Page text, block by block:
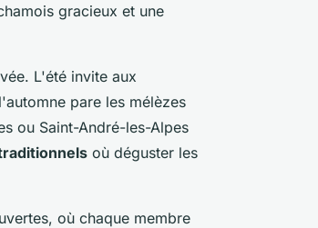
gracieux et une
L'été invite aux
pare les mélèzes
ou Saint-André-les-Alpes
où déguster les
où chaque membre